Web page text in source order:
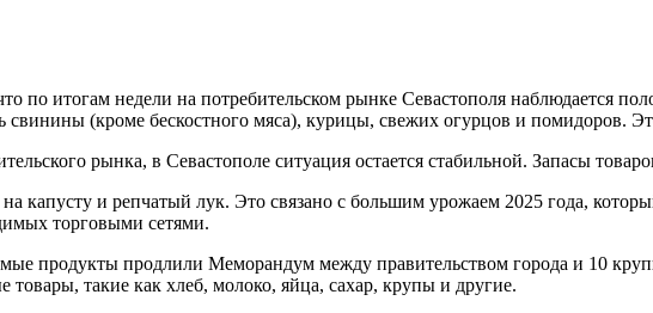
по итогам недели на потребительском рынке Севастополя наблюдается
свинины (кроме бескостного мяса), курицы, свежих огурцов и
рынка, в Севастополе ситуация остается стабильной. Запасы
капусту и репчатый лук. Это связано с большим урожаем 2025 года,
торговыми сетями.
продукты продлили Меморандум между правительством города и 10
такие как хлеб, молоко, яйца, сахар, крупы и другие.